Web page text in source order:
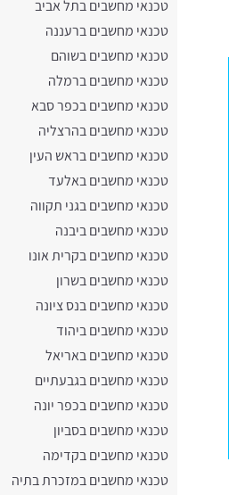
טכנאי מחשבים בתל אביב
טכנאי מחשבים ברעננה
טכנאי מחשבים בשוהם
טכנאי מחשבים ברמלה
טכנאי מחשבים בכפר סבא
טכנאי מחשבים בהרצליה
טכנאי מחשבים בראש העין
טכנאי מחשבים באלעד
טכנאי מחשבים בגני תקווה
טכנאי מחשבים ביבנה
טכנאי מחשבים בקרית אונו
טכנאי מחשבים בשרון
טכנאי מחשבים בנס ציונה
טכנאי מחשבים ביהוד
טכנאי מחשבים באריאל
טכנאי מחשבים בגבעתיים
טכנאי מחשבים בכפר יונה
טכנאי מחשבים בסביון
טכנאי מחשבים בקדימה
טכנאי מחשבים במזכרת בתיה